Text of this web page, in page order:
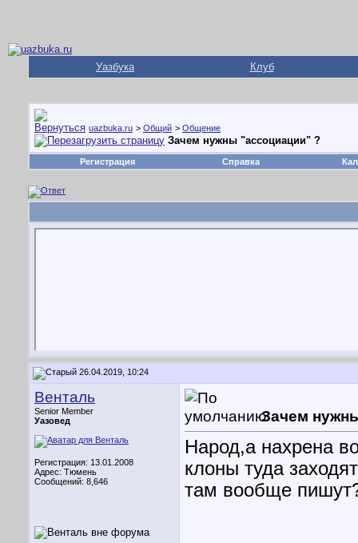
Уазбука Клуб
uazbuka.ru > Общий > Общение
Зачем нужны "ассоциации" ?
Регистрация Справка
26.04.2019, 10:24
Венталь
Senior Member
Уазовед
Регистрация: 13.01.2008
Адрес: Тюмень
Сообщений: 8,646
Зачем
Народ,а нахрена
клоны туда
там вообще